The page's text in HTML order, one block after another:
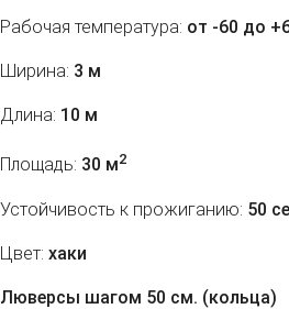
Рабочая температура: от -60 до
Ширина: 3 м
Длина: 10 м
Площадь: 30 м2
Устойчивость к прожиганию: 50
Цвет: хаки
Люверсы шагом 50 см. (кольца)